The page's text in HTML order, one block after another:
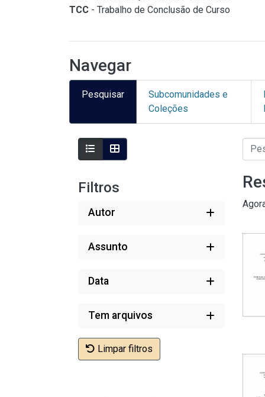
TCC - Trabalho de Conclusão de Curso
Navegar
Pesquisar
Subcomunidades e
Coleções
Filtros
Autor
Assunto
Data
Tem arquivos
Limpar filtros